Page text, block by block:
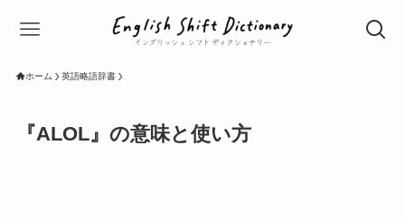
ホーム 英語略語辞書
『ALOL』の意味と使い方